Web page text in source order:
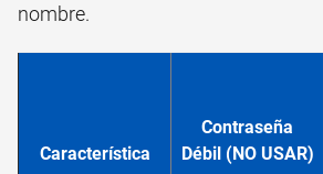
nombre.
Característica
Contraseña
Débil (NO USAR)